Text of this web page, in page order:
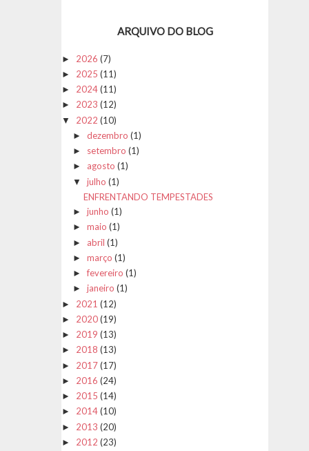
ARQUIVO DO BLOG
► 2026 (7)
► 2025 (11)
► 2024(11)
► 2023 (12)
▼ 2022 (10)
► dezembro (1)
► setembro (1)
► agosto (1)
▼ julho (1)
ENFRENTANDO TEMPESTADES
► junho (1)
► maio (1)
► abril (1)
► março (1)
►fevereiro (1)
► janeiro (1)
► 2021 (12)
► 2020(19)
► 2019 (13)
► 2018 (13)
► 2017(17)
► 2016 (24)
► 2015 (14)
► 2014(10)
► 2013 (20)
► 2012 (23)